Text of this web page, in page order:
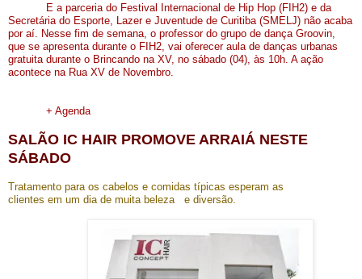
E a parceria do Festival Internacional de Hip Hop (FIH2) e da
Secretária do Esporte, Lazer e Juventude de Curitiba (SMELJ) não acaba
por aí. Nesse fim de semana, o professor do grupo de dança Groovin,
que se apresenta durante o FIH2, vai oferecer aula de danças urbanas
gratuita durante o Brincando na XV, no sábado (04), às 10h. A ação
acontece na Rua XV de Novembro.
+ Agenda
SALÃO IC HAIR PROMOVE ARRAIÁ NESTE
SÁBADO
Tratamento para os cabelos e comidas típicas esperam as
clientes em um dia de muita beleza
e diversão.